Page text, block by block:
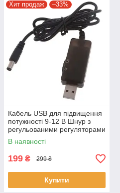
Хит продаж –33%
Кабель USB для підвищення
потужності 9-12 В Шнур з
регульованими регуляторами
напруги Wi-Fi-
маршрутизатора
В наявності
199 ₴ 299 ₴
Купити